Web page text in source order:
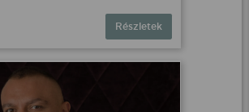
Részletek